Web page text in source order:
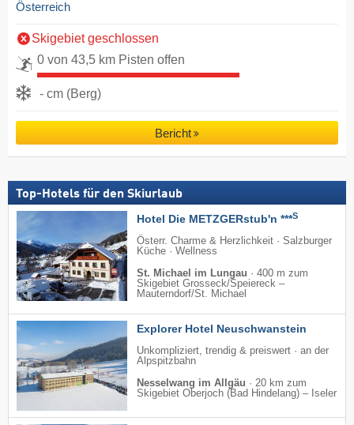
Österreich
Skigebiet geschlossen
0 von 43,5 km Pisten offen
- cm (Berg)
Bericht
Top-Hotels für den Skiurlaub
Hotel Die METZGERstub'n ***S
Österr. Charme & Herzlichkeit · Salzburger
Küche · Wellness
St. Michael im Lungau · 400 m zum
Skigebiet Grosseck/​Speiereck –
Mauterndorf/​St. Michael
Explorer Hotel Neuschwanstein
Unkompliziert, trendig & preiswert · an der
Alpspitzbahn
Nesselwang im Allgäu · 20 km zum
Skigebiet Oberjoch (Bad Hindelang) – Iseler